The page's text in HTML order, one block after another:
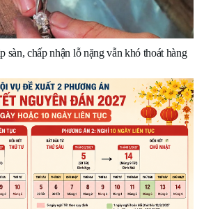
sàn, chấp nhận lỗ nặng vẫn khó thoát hàng